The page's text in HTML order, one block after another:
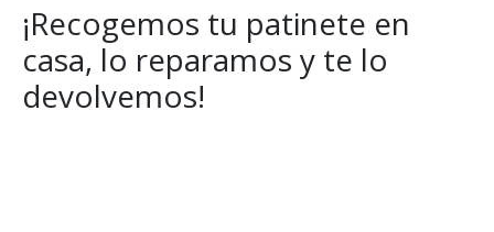
¡Recogemos tu patinete en
casa, lo reparamos y te lo
devolvemos!